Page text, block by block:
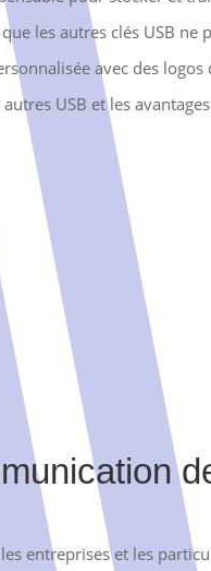
les autres clés USB ne
avec des logos
USB et les
entreprises et les